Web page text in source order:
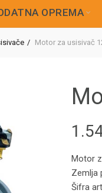
OPREMA
Motor za usisivač
Motor
Zemlja
Šifra